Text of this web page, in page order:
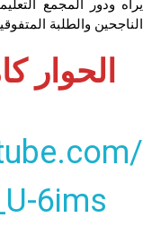
يراه ودور المجمع
الناجحين والطلبة
الحوار
6ims